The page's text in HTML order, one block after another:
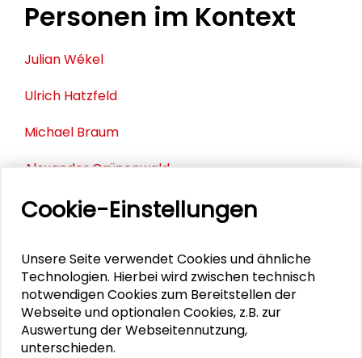
Personen im Kontext
Julian Wékel
Ulrich Hatzfeld
Michael Braum
Alexander Grünenwald
Gemeinschaften bauen. Neue
Wohnformen im Bestand und Neubau
Cookie-Einstellungen
Unsere Seite verwendet Cookies und ähnliche
Technologien. Hierbei wird zwischen technisch
notwendigen Cookies zum Bereitstellen der
Webseite und optionalen Cookies, z.B. zur
Auswertung der Webseitennutzung,
unterschieden.